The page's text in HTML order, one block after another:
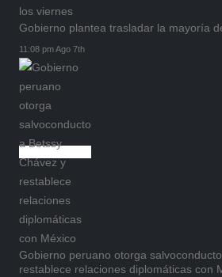
Gobierno plantea trasladar la mayoría
11:08 pm Ago 7th
Gobierno peruano otorga
restablece relaciones diplomáticas con